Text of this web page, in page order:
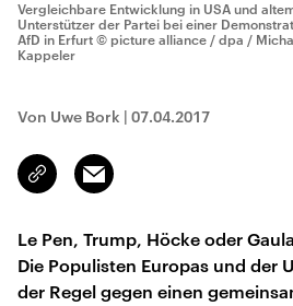
Vergleichbare Entwicklung in USA und
Unterstützer der Partei bei einer
AfD in Erfurt © picture alliance / dpa /
Kappeler
Von Uwe Bork | 07.04.2017
Link
kopieren/teilen
Email
Le Pen, Trump, Höcke oder
Die Populisten Europas und der
der Regel gegen einen